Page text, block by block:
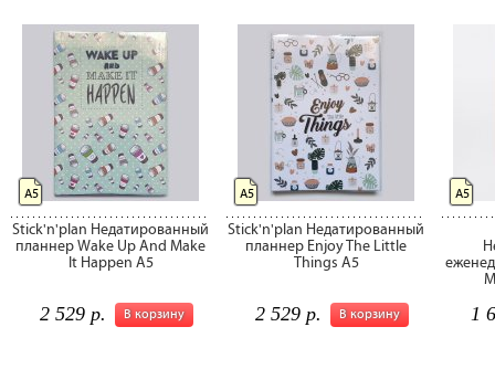
Stick'n'plan Недатированный
планнер Wake Up And Make
It Happen А5
В корзину
2 529 р.
А5
Stick'n'plan Недатированный
планнер Enjoy The Little
Things А5
В корзину
2 529 р.
А5
1
А5